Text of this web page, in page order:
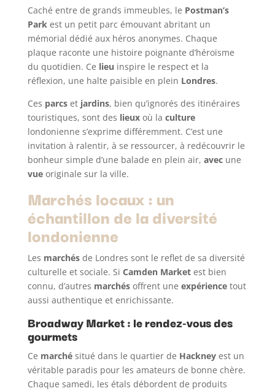
Caché entre de grands immeubles, le Postman’s
Park est un petit parc émouvant abritant un
mémorial dédié aux héros anonymes. Chaque
plaque raconte une histoire poignante d’héroïsme
du quotidien. Ce lieu inspire le respect et la
réflexion, une halte paisible en plein Londres.
Ces parcset jardins, bien qu’ignorés des itinéraires
touristiques, sont des lieuxoù la culture
londonienne s’exprime différemment. C’est une
invitation à ralentir, à se ressourcer, à redécouvrir le
bonheur simple d’une balade en plein air, avecune
vueoriginale sur la ville.
Marchés locaux : un
échantillon de la diversité
londonienne
Les marchésde Londres sont le reflet de sa diversité
culturelle et sociale. Si Camden Marketest bien
connu, d’autres marchésoffrent une expériencetout
aussi authentique et enrichissante.
Broadway Market : le rendez-vous des
gourmets
Ce marchésitué dans le quartier de Hackneyest un
véritable paradis pour les amateurs de bonne chère.
Chaque samedi, les étals débordent de produits